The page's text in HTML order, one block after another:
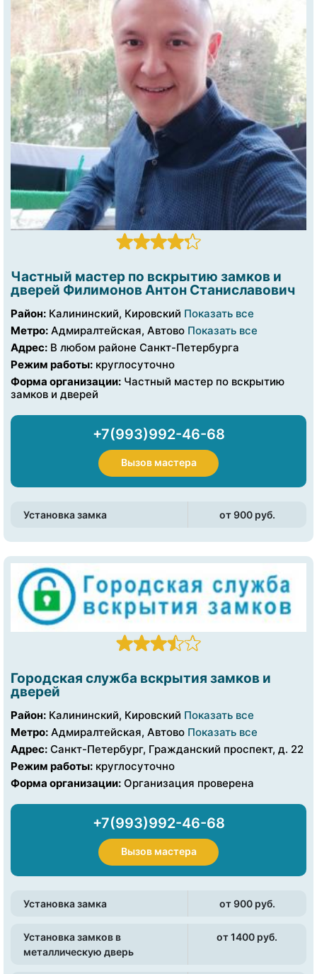
Частный мастер по вскрытию замков и
дверей Филимонов Антон Станиславович
Район: Калининский, Кировский Показать все
Метро: Адмиралтейская, Автово Показать все
Адрес: В любом районе Санкт-Петербурга
Режим работы: круглосуточно
Форма организации: Частный мастер по вскрытию
замков и дверей
+7(993)992-46-68
Вызов мастера
Установка замка от 900 pуб.
Городская служба вскрытия замков и
дверей
Район: Калининский, Кировский Показать все
Метро: Адмиралтейская, Автово Показать все
Адрес: Санкт-Петербург, Гражданский проспект, д. 22
Режим работы: круглосуточно
Форма организации: Организация проверена
+7(993)992-46-68
Вызов мастера
Установка замка от 900 pуб.
Установка замков в
металлическую дверь
от 1400 pуб.